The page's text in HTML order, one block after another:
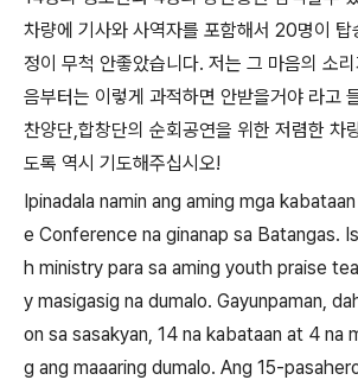
차량에 기사와 사역자를 포함해서 20명이 탑
정이 무척 안좋았습니다. 저는 그 마음의 소
음부터는 이렇게 과적하면 안받을거야 라고
찬양단 합창단의 순회공연을 위한 저렴한 차
도록 역시 기도해주십시오!
Ipinadala namin ang aming mga
e Conference na ginanap sa Batangas.
h ministry para sa aming youth praise
y masigasig na dumalo. Gayunpaman,
on sa sasakyan, 14 na kabataan at 4 na
g ang maaaring dumalo. Ang 15-